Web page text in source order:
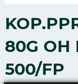
80G OH
500/FP